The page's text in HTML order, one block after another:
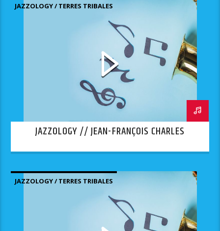
JAZZOLOGY / TERRES TRIBALES
JAZZOLOGY // JEAN-FRANÇOIS CHARLES
JAZZOLOGY / TERRES TRIBALES